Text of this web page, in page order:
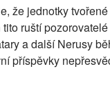
že jednotky
ruští
a další Nerusy
příspěvky